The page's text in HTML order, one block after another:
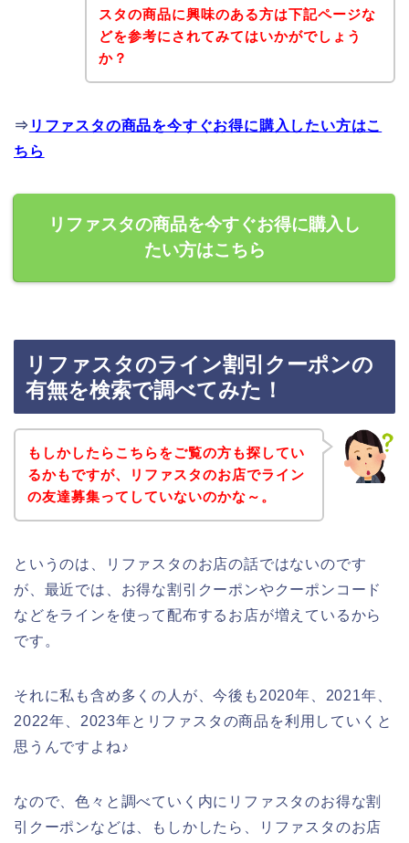
スタの商品に興味のある方は下記ページな
どを参考にされてみてはいかがでしょう
か？
⇒ リファスタの商品を今すぐお得に購入したい方はこ
ちら
リファスタの商品を今すぐお得に購入し
たい方はこちら
リファスタのライン割引クーポンの
有無を検索で調べてみた！
もしかしたらこちらをご覧の方も探してい
るかもですが、リファスタのお店でライン
の友達募集ってしていないのかな～。
というのは、リファスタのお店の話ではないのです
が、最近では、お得な割引クーポンやクーポンコード
などをラインを使って配布するお店が増えているから
です。
それに私も含め多くの人が、今後も2020年、2021年、
2022年、2023年とリファスタの商品を利用していくと
思うんですよね♪
なので、色々と調べていく内にリファスタのお得な割
引クーポンなどは、もしかしたら、リファスタのお店